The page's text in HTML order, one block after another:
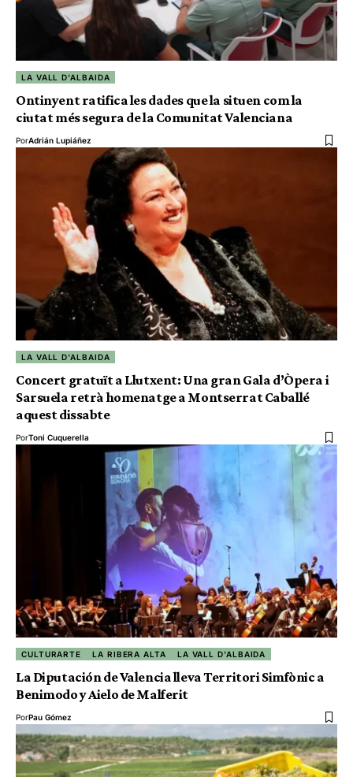
LA VALL D'ALBAIDA
Ontinyent ratifica les dades que la situen com la
ciutat més segura de la Comunitat Valenciana
PorAdrián Lupiáñez
LA VALL D'ALBAIDA
Concert gratuït a Llutxent: Una gran Gala d’Òpera i
Sarsuela retrà homenatge a Montserrat Caballé
aquest dissabte
PorToni Cuquerella
CULTURARTE LA RIBERA ALTA LA VALL D'ALBAIDA
La Diputación de Valencia lleva Territori Simfònic a
Benimodo y Aielo de Malferit
PorPau Gómez